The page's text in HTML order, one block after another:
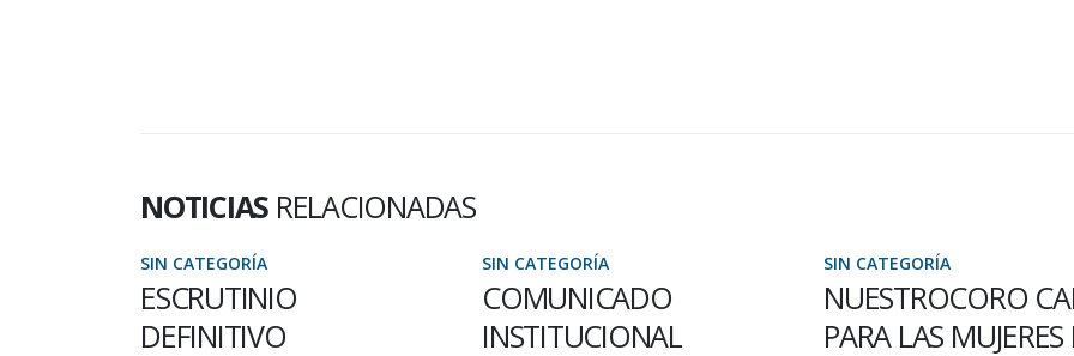
NOTICIAS RELACIONADAS
SIN CATEGORÍA
ESCRUTINIO
DEFINITIVO
SIN CATEGORÍA
COMUNICADO
INSTITUCIONAL
SIN CATEGORÍA
NUESTROCORO
PARA LAS